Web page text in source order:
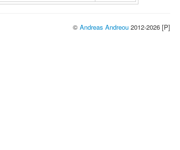
© Andreas Andreou 2012-2026 [P]